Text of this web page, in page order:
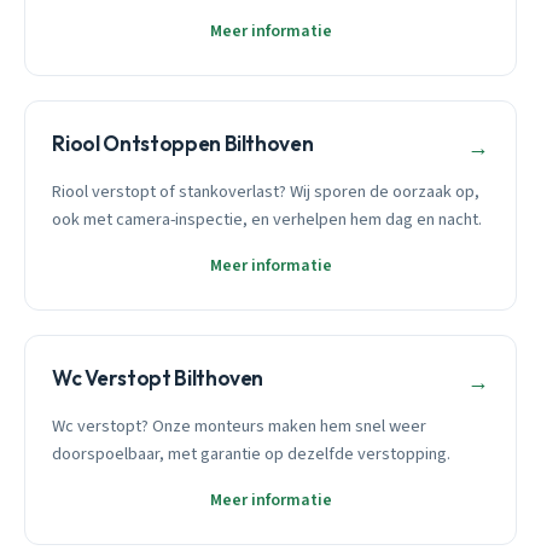
Meer informatie
Riool Ontstoppen Bilthoven →
Riool verstopt of stankoverlast? Wij sporen de oorzaak op,
ook met camera-inspectie, en verhelpen hem dag en nacht.
Meer informatie
Wc Verstopt Bilthoven →
Wc verstopt? Onze monteurs maken hem snel weer
doorspoelbaar, met garantie op dezelfde verstopping.
Meer informatie